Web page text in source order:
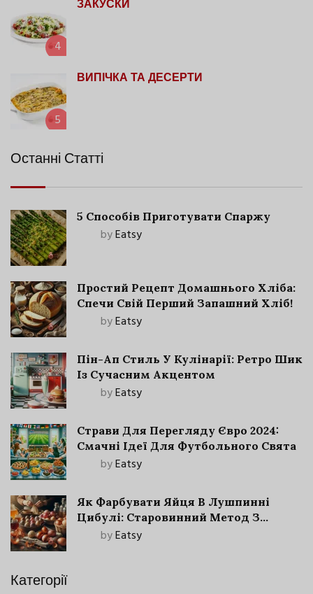
4
ЗАКУСКИ
5
ВИПІЧКА ТА ДЕСЕРТИ
Останні Статті
5 Способів Приготувати Спаржу
byEatsy
Простий Рецепт Домашнього Хліба:
Спечи Свій Перший Запашний Хліб!
byEatsy
Пін-Ап Стиль У Кулінарії: Ретро Шик
Із Сучасним Акцентом
byEatsy
Страви Для Перегляду Євро 2024:
Смачні Ідеї Для Футбольного Свята
byEatsy
Як Фарбувати Яйця В Лушпинні
Цибулі: Старовинний Метод З
Сучасними Нюансами
byEatsy
Категорії